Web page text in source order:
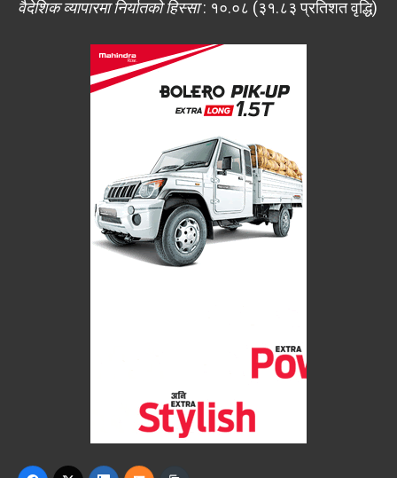
वैदेशिक व्यापारमा निर्यातको हिस्सा: १०.०८ (३१.८३ प्रतिशत वृद्धि)